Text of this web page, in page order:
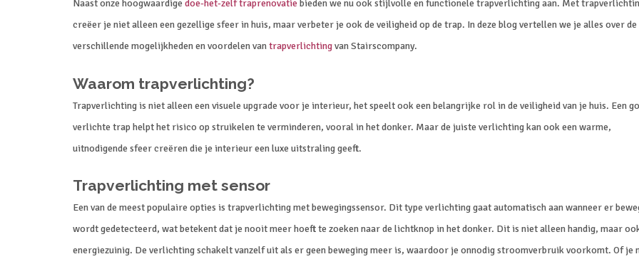
Naast onze hoogwaardige doe-het-zelf traprenovatie bieden we nu ook stijlvolle en functionele trapverlichting aan. Met
creëer je niet alleen een gezellige sfeer in huis, maar verbeter je ook de veiligheid op de trap. In deze blog vertellen we je alles over de
verschillende mogelijkheden en voordelen vantrapverlichtingvan Stairscompany.
Waarom trapverlichting?
Trapverlichting is niet alleen een visuele upgrade voor je interieur, het speelt ook een belangrijke rol in de veiligheid van je huis. Een
verlichte trap helpt het risico op struikelen te verminderen, vooral in het donker. Maar de juiste verlichting kan ook een warme,
uitnodigende sfeer creëren die je interieur een luxe uitstraling geeft.
Trapverlichting met sensor
Een van de meest populaire opties is trapverlichting met bewegingssensor. Dit type verlichting gaat automatisch aan wanneer er
wordt gedetecteerd, wat betekent dat je nooit meer hoeft te zoeken naar de lichtknop in het donker. Dit is niet alleen handig, maar
energiezuinig. De verlichting schakelt vanzelf uit als er geen beweging meer is, waardoor je onnodig stroomverbruik voorkomt. Of je